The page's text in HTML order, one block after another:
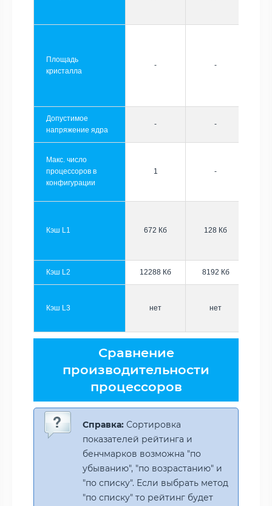
Площадь
кристалла
- -
Допустимое
напряжение ядра
- -
Макс. число
процессоров в
конфигурации
1 -
Кэш L1 672 Кб 128 Кб
Кэш L2 12288 Кб 8192 Кб
Кэш L3 нет нет
Сравнение
производительности
процессоров
Справка: Сортировка
показателей рейтинга и
бенчмарков возможна "по
убыванию", "по возрастанию" и
"по списку". Если выбрать метод
"по списку" то рейтинг будет